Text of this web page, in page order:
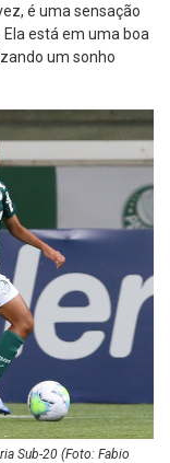
é uma sensação
está em uma boa
um sonho
Sub-20 (Foto: Fabio